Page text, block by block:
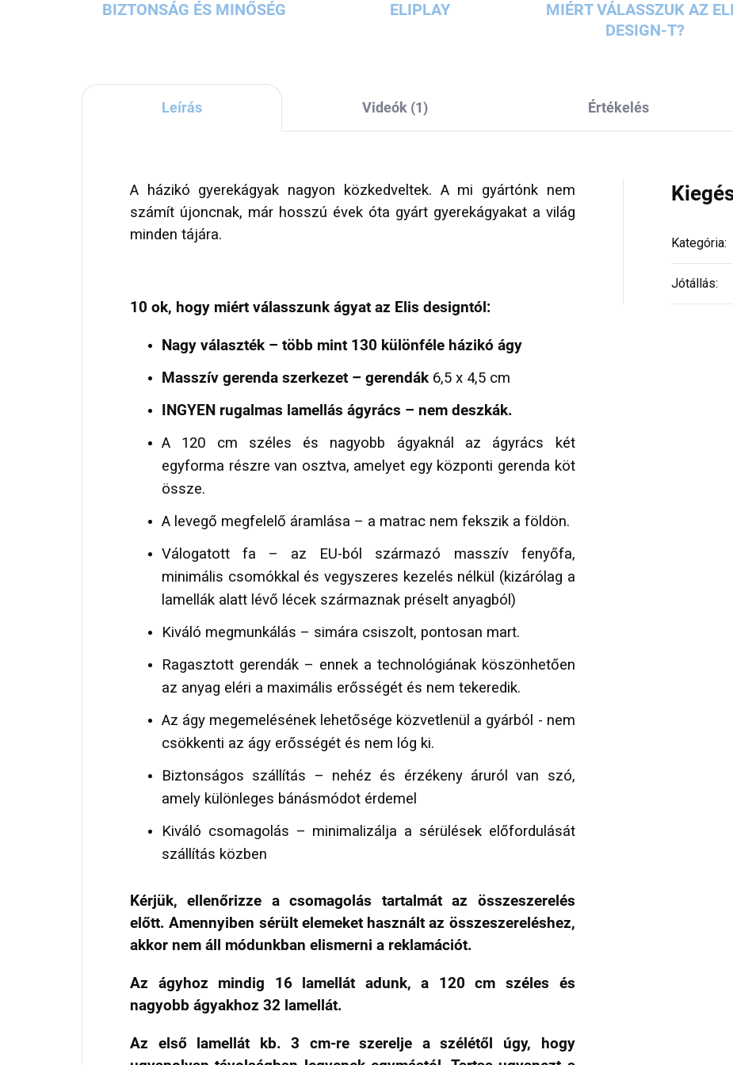
BIZTONSÁG ÉS MINŐSÉG ELIPLAY
MIÉRT VÁLASSZUK AZ
DESIGN-T?
Leírás Videók (1) Értékelés
A házikó gyerekágyak nagyon közkedveltek. A mi gyártónk nem
számít újoncnak, már hosszú évek óta gyárt gyerekágyakat a világ
minden tájára.
10 ok, hogy miért válasszunk ágyat az Elis designtól:
Nagy választék – több mint 130 különféle házikó ágy
Masszív gerenda szerkezet – gerendák 6,5 x 4,5 cm
INGYEN rugalmas lamellás ágyrács – nem deszkák.
A 120 cm széles és nagyobb ágyaknál az ágyrács két
egyforma részre van osztva, amelyet egy központi gerenda köt
össze.
A levegő megfelelő áramlása – a matrac nem fekszik a földön.
Válogatott fa – az EU-ból származó masszív fenyőfa,
minimális csomókkal és vegyszeres kezelés nélkül (kizárólag a
lamellák alatt lévő lécek származnak préselt anyagból)
Kiváló megmunkálás – simára csiszolt, pontosan mart.
Ragasztott gerendák – ennek a technológiának köszönhetően
az anyag eléri a maximális erősségét és nem tekeredik.
Az ágy megemelésének lehetősége közvetlenül a gyárból - nem
csökkenti az ágy erősségét és nem lóg ki.
Biztonságos szállítás – nehéz és érzékeny áruról van szó,
amely különleges bánásmódot érdemel
Kiváló csomagolás – minimalizálja a sérülések előfordulását
szállítás közben
Kérjük, ellenőrizze a csomagolás tartalmát az összeszerelés
előtt. Amennyiben sérült elemeket használt az összeszereléshez,
akkor nem áll módunkban elismerni a reklamációt.
Az ágyhoz mindig 16 lamellát adunk, a 120 cm széles és
nagyobb ágyakhoz 32 lamellát.
Az első lamellát kb. 3 cm-re szerelje a szélétől úgy, hogy
Kategória:
Jótállás: